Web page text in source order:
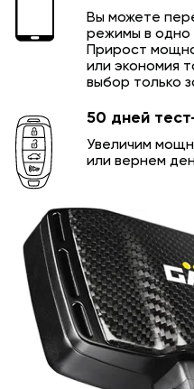
Вы можете
режимы в одно
Прирост
или экономия
выбор только
50 дней
Увеличим
или вернем